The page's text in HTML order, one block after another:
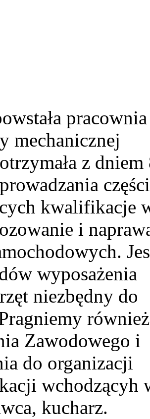
pracownia
mechanicznej
z dniem
części
kwalifikacje
i
wyposażenia
niezbędny do
również
Zawodowego i
do organizacji
wchodzącyh
kucharz.